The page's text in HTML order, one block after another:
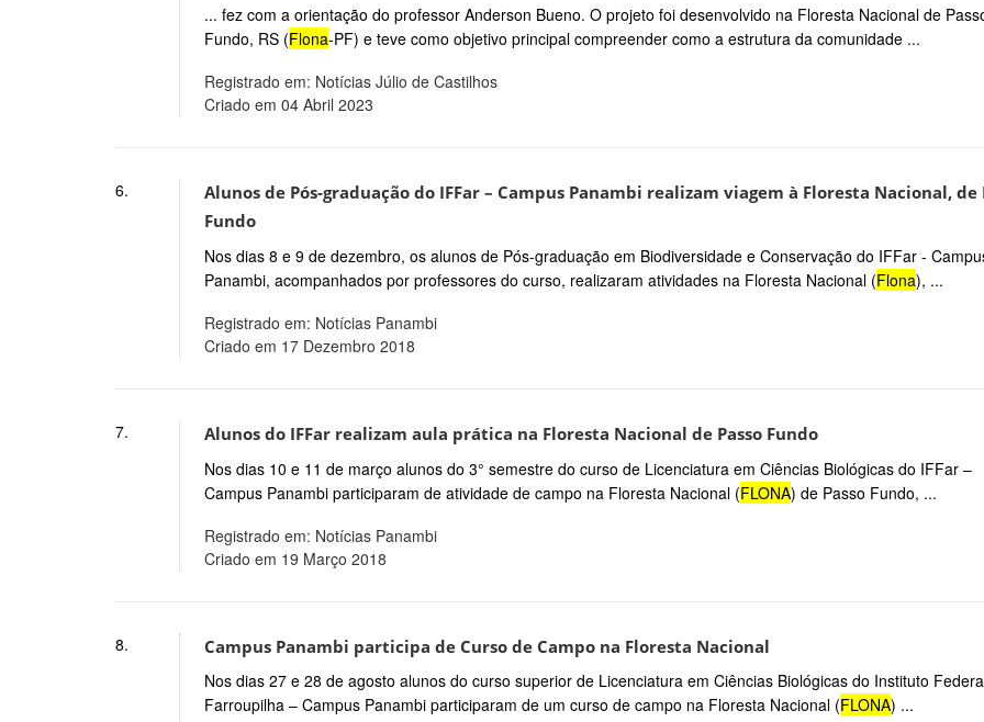
... fez com a orientação do professor Anderson Bueno. O projeto foi desenvolvido na Floresta Nacional de
Fundo, RS (Flona-PF) e teve como objetivo principal compreender como a estrutura da comunidade ...
Registrado em: Notícias Júlio de Castilhos
Criado em 04 Abril 2023
Alunos de Pós-graduação do IFFar – Campus Panambi realizam viagem à Floresta Nacional, de
Fundo
Nos dias 8 e 9 de dezembro, os alunos de Pós-graduação em Biodiversidade e Conservação do IFFar -
Panambi, acompanhados por professores do curso, realizaram atividades na Floresta Nacional (Flona), ...
Registrado em: Notícias Panambi
Criado em 17 Dezembro 2018
6.
Alunos do IFFar realizam aula prática na Floresta Nacional de Passo Fundo
Nos dias 10 e 11 de março alunos do 3° semestre do curso de Licenciatura em Ciências Biológicas do IFFar –
Campus Panambi participaram de atividade de campo na Floresta Nacional (FLONA) de Passo Fundo, ...
Registrado em: Notícias Panambi
Criado em 19 Março 2018
7.
Campus Panambi participa de Curso de Campo na Floresta Nacional
Nos dias 27 e 28 de agosto alunos do curso superior de Licenciatura em Ciências Biológicas do Instituto
Farroupilha – Campus Panambi participaram de um curso de campo na Floresta Nacional (FLONA) ...
8.